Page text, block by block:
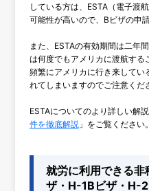
している方は、ESTA（電子渡
可能性が高いので、Bビザの申
また、ESTAの有効期間は二年
は何度でもアメリカに渡航する
頻繁にアメリカに行き来してい
れてしまいますのでご注意くだ
ESTAについてのより詳しい解
件を徹底解説」をご覧ください。
就労に利用できる
ザ・H-1Bビザ・H-